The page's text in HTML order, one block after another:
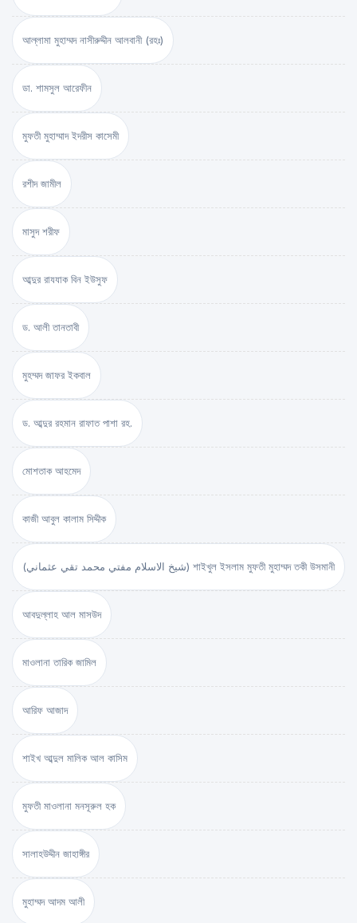
আল্লামা মুহাম্মদ নাসীরুদ্দীন আলবানী (রহঃ)
ডা. শামসুল আরেফীন
মুফতী মুহাম্মাদ ইদরীস কাসেমী
রশীদ জামীল
মাসুদ শরীফ
আব্দুর রাযযাক বিন ইউসুফ
ড. আলী তানতাবী
মুহম্মদ জাফর ইকবাল
ড. আব্দুর রহমান রাফাত পাশা রহ.
মোশতাক আহমেদ
কাজী আবুল কালাম সিদ্দীক
(شيخ الاسلام مفتي محمد تقي عثماني) শাইখুল ইসলাম মুফতী মুহাম্মদ তকী উসমানী
আবদুল্লাহ আল মাসউদ
মাওলানা তারিক জামিল
আরিফ আজাদ
শাইখ আব্দুল মালিক আল কাসিম
মুফতী মাওলানা মনসূরুল হক
সালাহউদ্দীন জাহাঙ্গীর
মুহাম্মদ আদম আলী